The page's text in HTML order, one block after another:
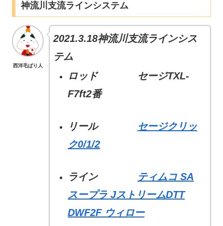
神流川支流ラインシステム
西洋毛ばり人
2021.3.18神流川支流ラインシス
テム
ロッド セージTXL-
F7ft2番
リール
セージクリッ
ク0/1/2
ライン
ティムコ SA
スープラ JストリームDTT
DWF2F ウィロー